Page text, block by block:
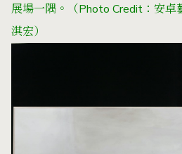
展場一隅。（Photo Credit：安卓
淇宏）